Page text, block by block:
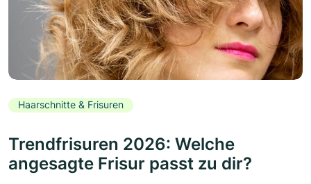
Haarschnitte & Frisuren
Trendfrisuren 2026: Welche
angesagte Frisur passt zu dir?